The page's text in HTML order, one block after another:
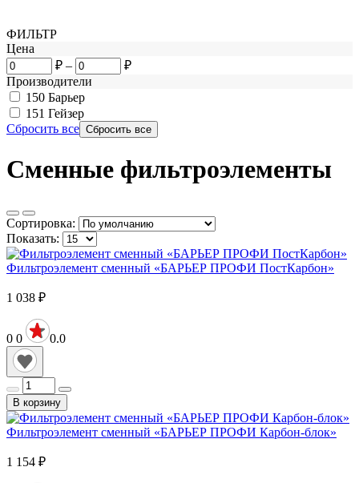
ФИЛЬТР
Цена
₽ –
₽
Производители
150 Барьер
151 Гейзер
Сбросить все
Сменные фильтроэлементы
Сортировка:
Показать:
Фильтроэлемент сменный «БАРЬЕР ПРОФИ ПостКарбон»
1 038 ₽
0 0 0.0
В корзину
Фильтроэлемент сменный «БАРЬЕР ПРОФИ Карбон-блок»
1 154 ₽